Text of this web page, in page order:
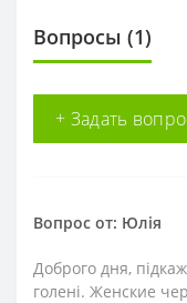
Вопросы (1)
+ Задать
Вопрос от: Юлія
Доброго дня,
голені. Женские